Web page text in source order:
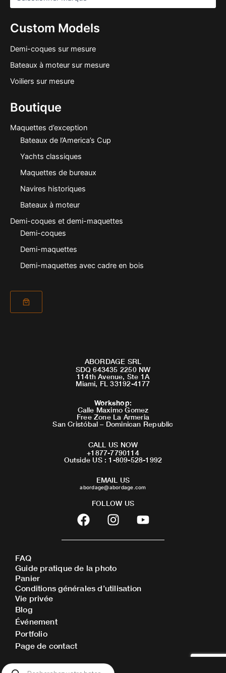
Custom Models
Demi-coques sur mesure
Bateaux à moteur sur mesure
Voiliers sur mesure
Boutique
Maquettes d’exception
Bateaux de l’America’s Cup
Yachts classiques
Maquettes de bureaux
Navires historiques
Bateaux à moteur
Demi-coques et demi-maquettes
Demi-coques
Demi-maquettes
Demi-maquettes avec cadre en bois
ABORDAGE SRL
SDQ 643435 2250 NW
114th Avenue, Ste 1A
Miami, FL 33192-4177
Workshop:
Calle Maximo Gomez
Free Zone La Armeria
San Cristóbal – Dominican Republic
CALL US NOW
+1877-7790114
Outside US : 1-809-528-1992
EMAIL US
abordage@abordage.com
FOLLOW US
F
a
c
b
o
o
I
n
s
a
g
r
Y
o
u
FAQ
Guide pratique de la photo
Panier
Conditions générales d’utilisation
Vie privée
Blog
Événement
Portfolio
Page de contact
Recherche